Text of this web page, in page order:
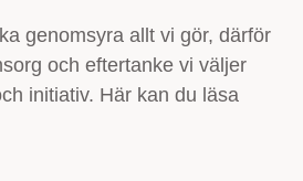
genomsyra allt vi gör, därför
och eftertanke vi väljer
initiativ. Här kan du läsa